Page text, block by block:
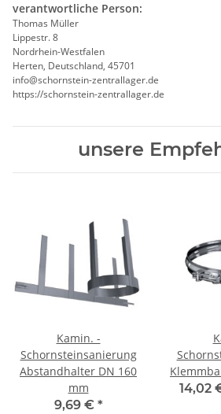
verantwortliche Person:
Thomas Müller
Lippestr. 8
Nordrhein-Westfalen
Herten, Deutschland, 45701
info@schornstein-zentrallager.de
https://schornstein-zentrallager.de
unsere
Kamin. -
Schornsteinsanierung
Abstandhalter DN 160
mm
9,69 € *
14,02